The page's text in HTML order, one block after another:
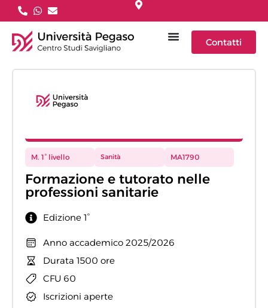
Contatti
M. 1° livello Sanità MA1790
Formazione e tutorato nelle
professioni sanitarie
Edizione 1°
Anno accademico 2025/2026
Durata 1500 ore
CFU 60
Iscrizioni aperte